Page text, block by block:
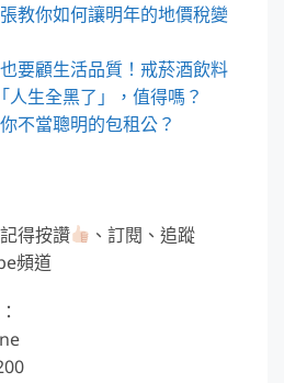
教你如何讓明年的地價稅變
要顧生活品質！戒菸酒飲料
生全黑了」，值得嗎？
不當聰明的包租公？
得按讚
、訂閱、追蹤
頻道